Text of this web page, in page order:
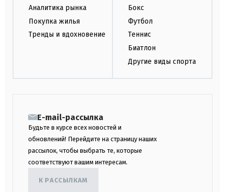
Аналитика рынка
Покупка жилья
Тренды и вдохновение
Бокс
Футбол
Теннис
Биатлон
Другие виды спорта
E-mail-рассылка
Будьте в курсе всех новостей и
обновлений! Перейдите на страницу наших
рассылок, чтобы выбрать те, которые
соответствуют вашим интересам.
К РАССЫЛКАМ